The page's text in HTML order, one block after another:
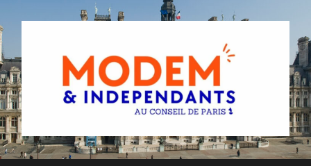
Groupe
MoDem
et